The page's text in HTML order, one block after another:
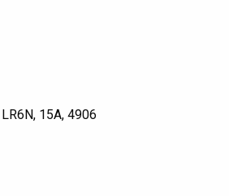
15A, 4906